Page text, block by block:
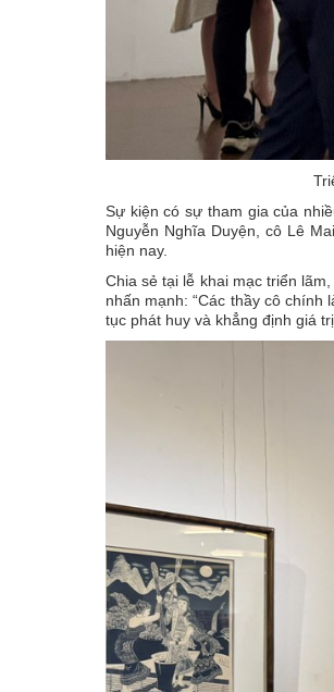
Sự kiện có sự tham gia của
Nguyễn Nghĩa Duyện, cô Lê
hiện nay.
Chia sẻ tại lễ khai mạc triển
nhấn mạnh: “Các thầy cô
tục phát huy và khẳng định giá